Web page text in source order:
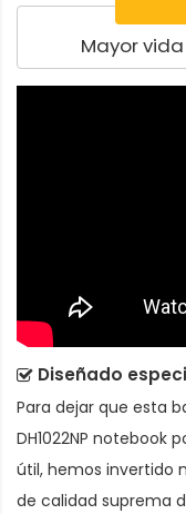
Mayor
Diseñado
Para dejar que esta
DH1022NP notebook
útil, hemos invertido
de calidad suprema